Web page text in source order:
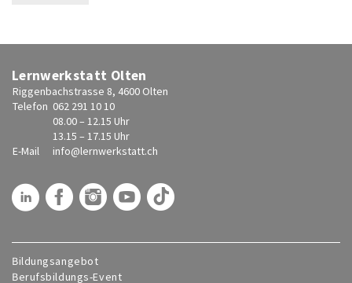
Lernwerkstatt Olten
Riggenbachstrasse 8, 4600 Olten
Telefon 062 291 10 10
08.00 – 12.15 Uhr
13.15 – 17.15 Uhr
E-Mail
info@lernwerkstatt.ch
Bildungsangebot
Berufsbildungs-Event